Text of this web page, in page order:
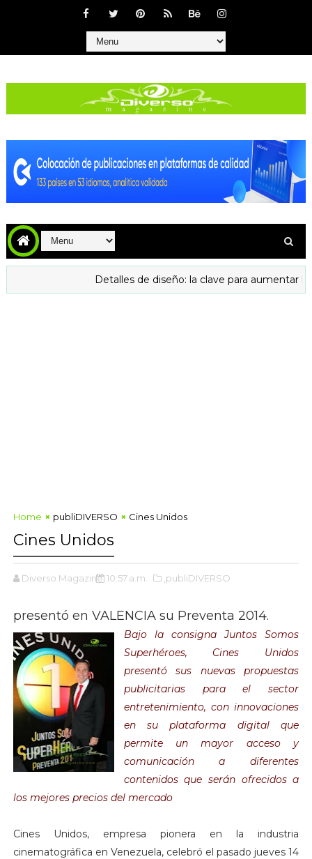
Detalles de diseño: la clave para aumentar la confianza y
Home publiDIVERSO Cines Unidos
Cines Unidos
Diverso Magazine 10:57 a.m. ,publiDIVERSO
presentó en VALENCIA su Preventa 2014.
Bajo la consigna Juntos Somos
Superhéroes, Cines Unidos
presentó sus nuevas propuestas
publicitarias para el sector
entretenimiento, con innovaciones
en su plataforma digital que
permite un mayor acceso y
comunicación a diferentes
contenidos que serán ofrecidos a
los mejores precios del mercado
Cines Unidos, empresa pionera en la industria
cinematográfica en Venezuela, celebró el pasado jueves 14